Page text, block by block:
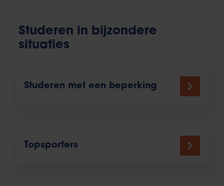
Studeren in bijzondere
situaties
Studeren met een beperking
Topsporters